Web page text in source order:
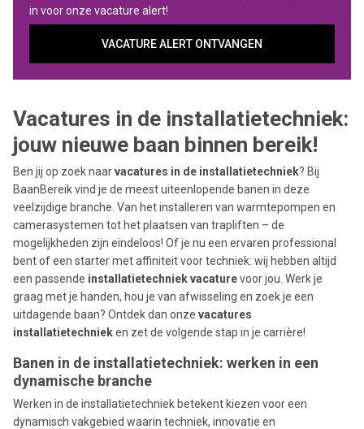
in voor onze vacature alert!
VACATURE ALERT ONTVANGEN
Vacatures in de installatietechniek:
jouw nieuwe baan binnen bereik!
Ben jij op zoek naarvacatures in de installatietechniek? Bij
BaanBereik vind je de meest uiteenlopende banen in deze
veelzijdige branche. Van het installeren van warmtepompen en
camerasystemen tot het plaatsen van trapliften – de
mogelijkheden zijn eindeloos! Of je nu een ervaren professional
bent of een starter met affiniteit voor techniek: wij hebben altijd
een passende installatietechniek vacaturevoor jou. Werk je
graag met je handen, hou je van afwisseling en zoek je een
uitdagende baan? Ontdek dan onze vacatures
installatietechnieken zet de volgende stap in je carrière!
Banen in de installatietechniek: werken in een
dynamische branche
Werken in de installatietechniek betekent kiezen voor een
dynamisch vakgebied waarin techniek, innovatie en